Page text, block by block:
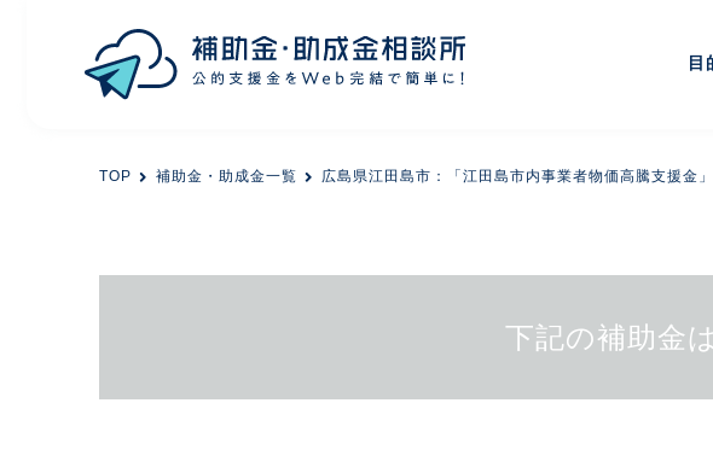
エリアから探す
目
TOP 補助金・助成金一覧 広島県江田島市：「江田島市内事業者物価高騰支援金」
下記の補助金